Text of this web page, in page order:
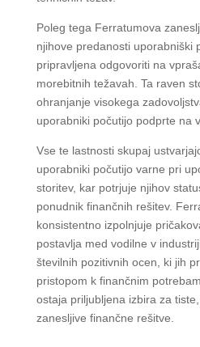
Poleg tega Ferratumova
njihove predanosti uporabniški
pripravljena odgovoriti na
morebitnih težavah. Ta raven
ohranjanje visokega
uporabniki počutijo podprte na
Vse te lastnosti skupaj
uporabniki počutijo varne pri
storitev, kar potrjuje njihov
ponudnik finančnih rešitev.
konsistentno izpolnjuje
postavlja med vodilne v
številnih pozitivnih ocen, ki jih
pristopom k finančnim
ostaja priljubljena izbira za
zanesljive finančne rešitve.